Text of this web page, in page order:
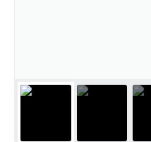
Contato